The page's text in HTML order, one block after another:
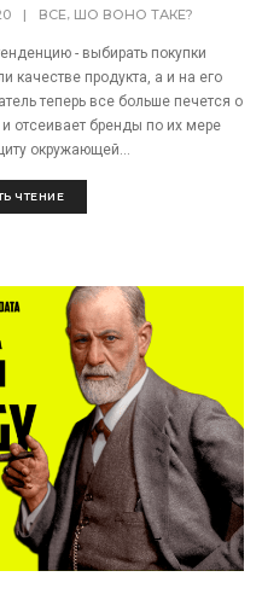
| ВСЕ, ШО ВОНО ТАКЕ?
- выбирать покупки
качестве продукта, а и на его
теперь все больше печется о
отсеивает бренды по их мере
окружающей...
ЧТЕНИЕ